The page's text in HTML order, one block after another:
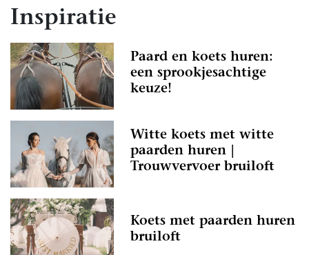
Inspiratie
Paard en koets huren:
een sprookjesachtige
keuze!
Witte koets met witte
paarden huren |
Trouwvervoer bruiloft
Koets met paarden huren
bruiloft